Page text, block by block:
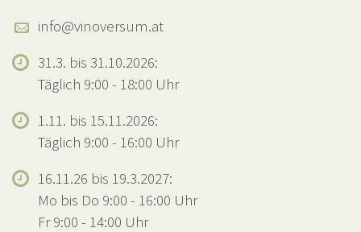
info@vinoversum.at
31.3. bis 31.10.2026:
Täglich 9:00 - 18:00 Uhr
1.11. bis 15.11.2026:
Täglich 9:00 - 16:00 Uhr
16.11.26 bis 19.3.2027:
Mo bis Do 9:00 - 16:00 Uhr
Fr 9:00 - 14:00 Uhr